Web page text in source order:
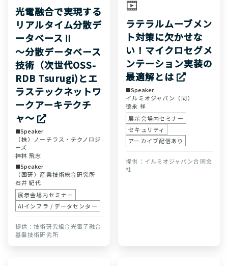
光電融合で実現する
リアルタイム分散デ
ータベースⅡ
〜分散データベース
技術（次世代OSS-
RDB Tsurugi)とエ
ラステックネットワ
ークアーキテクチ
ャ〜
Speaker
（株）ノーチラス・テクノロジ
ーズ
神林 飛志
Speaker
（国研）産業技術総合研究所
石井 紀代
展示会場内セミナー
AIインフラ / データセンター
技術研究組合光電子融合
基盤技術研究所
ラテラルムーブメン
ト対策に欠かせな
い！マイクロセグメ
ンテーション実装の
最適解とは
Speaker
イルミオジャパン（同）
徳永 祥
展示会場内セミナー
セキュリティ
アーカイブ配信あり
イルミオジャパン合同会
社